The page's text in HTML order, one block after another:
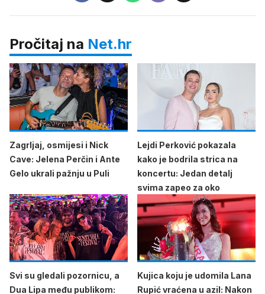
Pročitaj na Net.hr
Zagrljaj, osmijesi i Nick
Cave: Jelena Perčin i Ante
Gelo ukrali pažnju u Puli
Lejdi Perković pokazala
kako je bodrila strica na
koncertu: Jedan detalj
svima zapeo za oko
Svi su gledali pozornicu, a
Dua Lipa među publikom:
Kujica koju je udomila Lana
Rupić vraćena u azil: Nakon